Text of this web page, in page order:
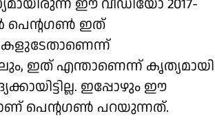
ഈ വീഡിയോ 2017-
ല്‍ പെന്റഗണ്‍ ഇത്
ഇത് എന്താണെന്ന് കൃത്യമായി
ഇപ്പോഴും ഈ
പെന്റഗണ്‍ പറയുന്നത്.